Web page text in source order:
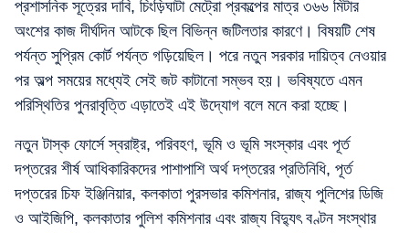
প্রশাসনিক সূত্রের দাবি, চিংড়িঘাটা মেট্রো প্রকল্পের মাত্র ৩৬৬ মিটার
অংশের কাজ দীর্ঘদিন আটকে ছিল বিভিন্ন জটিলতার কারণে। বিষয়টি শেষ
পর্যন্ত সুপ্রিম কোর্ট পর্যন্ত গড়িয়েছিল। পরে নতুন সরকার দায়িত্ব নেওয়ার
পর অল্প সময়ের মধ্যেই সেই জট কাটানো সম্ভব হয়। ভবিষ্যতে এমন
পরিস্থিতির পুনরাবৃত্তি এড়াতেই এই উদ্যোগ বলে মনে করা হচ্ছে।
নতুন টাস্ক ফোর্সে স্বরাষ্ট্র, পরিবহণ, ভূমি ও ভূমি সংস্কার এবং পূর্ত
দপ্তরের শীর্ষ আধিকারিকদের পাশাপাশি অর্থ দপ্তরের প্রতিনিধি, পূর্ত
দপ্তরের চিফ ইঞ্জিনিয়ার, কলকাতা পুরসভার কমিশনার, রাজ্য পুলিশের ডিজি
ও আইজিপি, কলকাতার পুলিশ কমিশনার এবং রাজ্য বিদ্যুৎ বণ্টন সংস্থার